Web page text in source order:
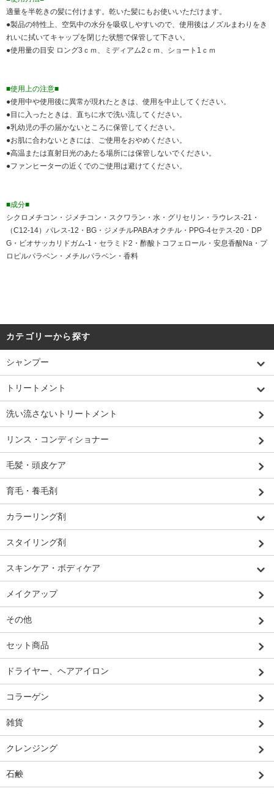
適量を半乾きの髪に付けます。乾いた髪にもお使いいただけます。
●製品の特性上、空気中の水分を吸収しやすいので、使用後はノズルまわりをき
れいに拭いてキャップを閉じた状態で保管して下さい。
●使用量の目安 ロング3ｃｍ、ミディアム2ｃｍ、ショート1ｃｍ
■使用上の注意■
●使用中や使用後に異常が現れたときは、使用を中止してください。
●目に入ったときは、直ちに水で洗い流してください。
●乳幼児の手の届かないところに保管してください。
●お肌に合わないときには、ご使用をおやめください。
●高温または直射日光のあたる場所には保管しないでください。
●ファンヒーターの近くでのご使用は避けてください。
■成分■
シクロメチコン・ジメチコン・スクワラン・水・グリセリン・ラウレス-21・
（C12-14）パレス-12・BG・ジメチルPABAオクチル・PPG-4セテス-20・DP
G・ビオサッカリドガム-1・セラミド2・酢酸トコフェロール・安息香酸Na・プ
ロピルパラベン・メチルパラベン・香料
カテゴリーから探す
シャンプー
トリートメント
洗い流さないトリートメント
リンス・コンディショナー
毛髪・頭皮ケア
育毛・養毛剤
カラーリング剤
スタイリング剤
スキンケア・ボディケア
メイクアップ
その他
セット商品
ドライヤー、ヘアアイロン
コラーゲン
雑貨
クレンジング
石鹸